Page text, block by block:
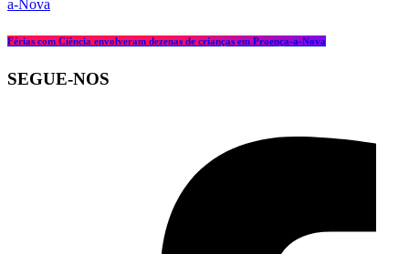
Férias com Ciência envolveram dezenas de crianças em Proença-a-Nova
SEGUE-NOS